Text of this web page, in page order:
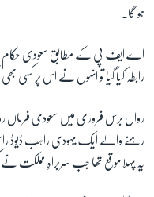
ہو گا۔
اے ایف پی کے مطابق سعودی
رابطہ کیا گیا تو انہوں نے اس پر کسی
رواں برس فروری میں سعودی فرماں
رہنے والے ایک یہودی راہب ڈیوڈ
یہ پہلا موقع تھا جب سربراہِ مملکت نے